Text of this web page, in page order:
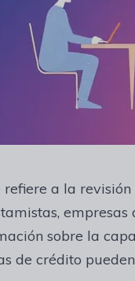
refiere a la
sobre la
de crédito